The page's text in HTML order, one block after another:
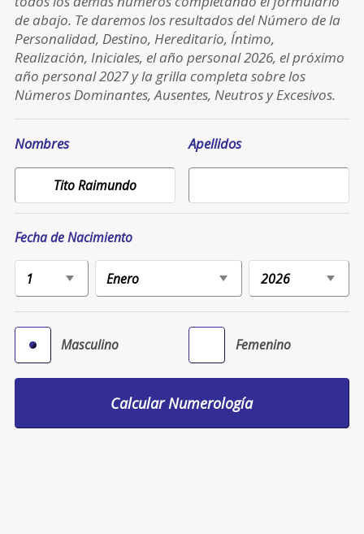
de abajo. Te daremos los resultados del Número de la
Personalidad, Destino, Hereditario, Íntimo,
Realización, Iniciales, el año personal 2026, el próximo
año personal 2027 y la grilla completa sobre los
Números Dominantes, Ausentes, Neutros y Excesivos.
Nombres Apellidos
Fecha de Nacimiento
Masculino Femenino